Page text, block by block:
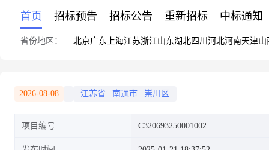
首页 招标预告 招标公告 重新招标 中标通知
省份地区： 北京广东 上海江苏浙江山东湖北四川 河北河南天津山
2026-08-08 江苏省 南通市 崇川区
项目编号 C320693250001002